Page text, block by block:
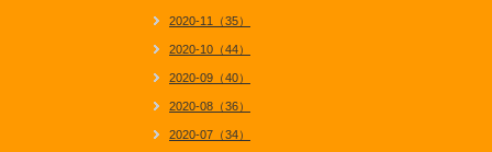
2020-11（35）
2020-10（44）
2020-09（40）
2020-08（36）
2020-07（34）